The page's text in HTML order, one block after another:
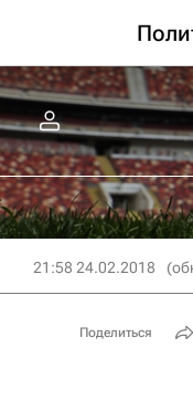
21:58 24.02.2018
Поделиться